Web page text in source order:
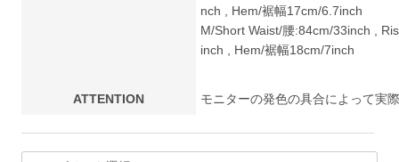
nch , Hem/裾幅17cm/6.7inch
M/Short Waist/腰:84cm/33inch ,
inch , Hem/裾幅18cm/7inch
ATTENTION モニターの発色の具合によって実